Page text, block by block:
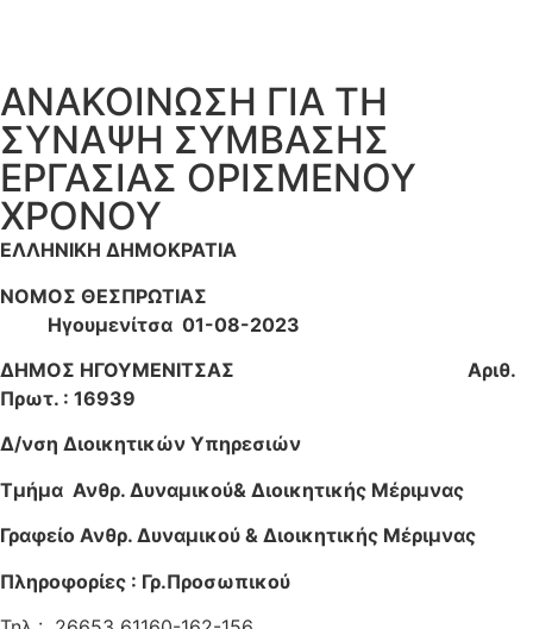
ΑΝΑΚΟΙΝΩΣΗ ΓΙΑ ΤΗ
ΣΥΝΑΨΗ ΣΥΜΒΑΣΗΣ
ΕΡΓΑΣΙΑΣ ΟΡΙΣΜΕΝΟΥ
ΧΡΟΝΟΥ
ΕΛΛΗΝΙΚΗ ΔΗΜΟΚΡΑΤΙΑ
ΝΟΜΟΣ ΘΕΣΠΡΩΤΙΑΣ
Ηγουμενίτσα 01-08-2023
ΔΗΜΟΣ ΗΓΟΥΜΕΝΙΤΣΑΣ Αριθ.
Πρωτ. : 16939
Δ/νση Διοικητικών Υπηρεσιών
Τμήμα Ανθρ. Δυναμικού& Διοικητικής Μέριμνας
Γραφείο Ανθρ. Δυναμικού & Διοικητικής Μέριμνας
Πληροφορίες : Γρ.Προσωπικού